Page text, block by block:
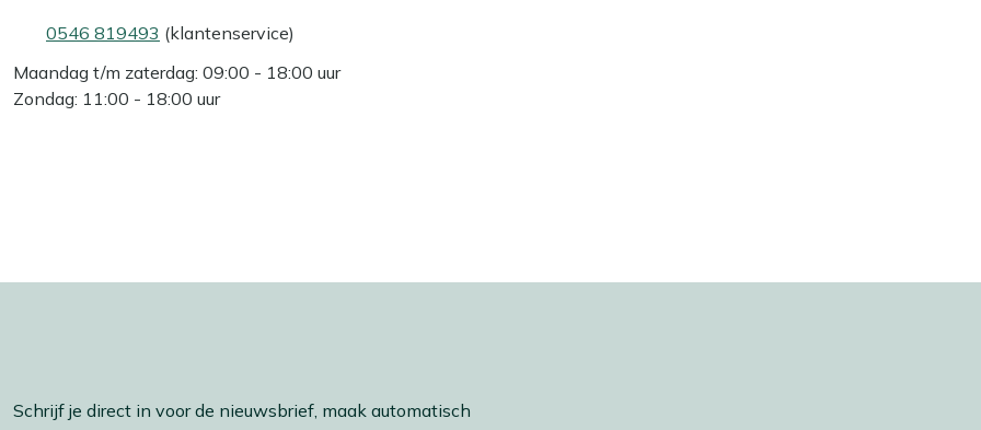
0546 819493 (klantenservice)
Maandag t/m zaterdag: 09:00 - 18:00 uur
Zondag: 11:00 - 18:00 uur
Schrijf je direct in voor de nieuwsbrief, maak automatisch